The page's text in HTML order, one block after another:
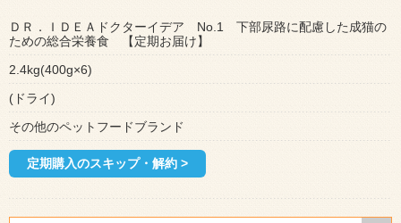
ＤＲ．ＩＤＥＡドクターイデア No.1 下部尿路に配慮した成猫の
ための総合栄養食 【定期お届け】
2.4kg(400g×6)
(ドライ)
その他のペットフードブランド
定期購入のスキップ・解約 >